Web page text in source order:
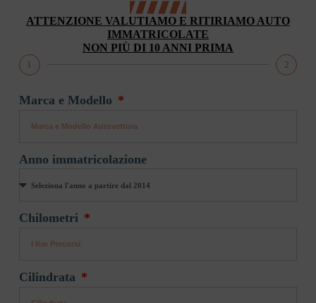
ATTENZIONE VALUTIAMO E RITIRIAMO AUTO
IMMATRICOLATE
NON PIÙ DI 10 ANNI PRIMA
1 2
Marca e Modello
Anno immatricolazione
Chilometri
Cilindrata